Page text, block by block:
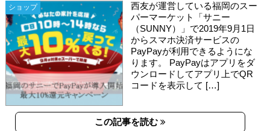
ショップ
西友が運営している福岡のスー
パーマーケット「サニー
（SUNNY）」で2019年9月1日
からスマホ決済サービスの
PayPayが利用できるようにな
ります。 PayPayはアプリをダ
ウンロードしてアプリ上でQR
コードを表示して […]
この記事を読む